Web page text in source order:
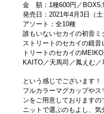
金 額：1種600円／
発売日：2021年4月3日（
アソート：全10種
誰もいないセカイの初音
ストリートのセカイの鏡
トリートのセカイの
KAITO／天馬司／鳳えむ
という感じでございます！
フルカラーマグカップや
ンをご用意しております
ニットで選ぶのもよし、